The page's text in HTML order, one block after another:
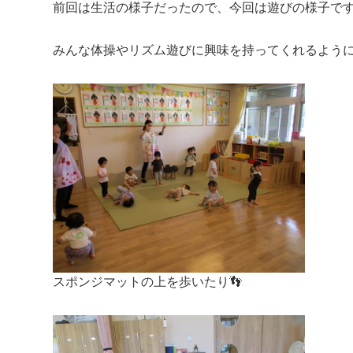
前回は生活の様子だったので、今回は遊びの様子で
みんな体操やリズム遊びに興味を持ってくれるよう
スポンジマットの上を歩いたり👣